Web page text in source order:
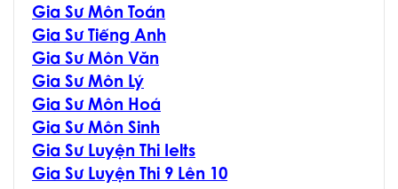
Gia Sư Môn Toán
Gia Sư Tiếng Anh
Gia Sư Môn Văn
Gia Sư Môn Lý
Gia Sư Môn Hoá
Gia Sư Môn Sinh
Gia Sư Luyện Thi Ielts
Gia Sư Luyện Thi 9 Lên 10